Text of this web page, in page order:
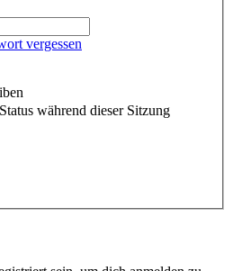
vergessen
während dieser Sitzung